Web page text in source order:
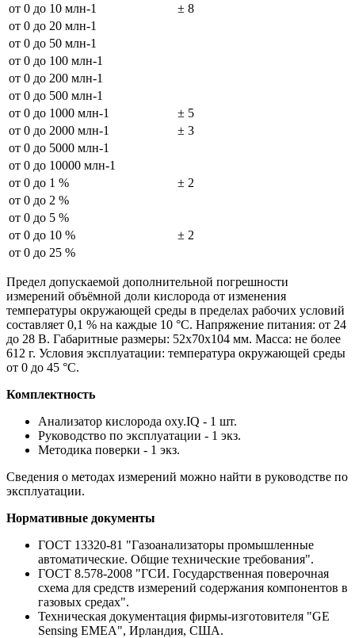
от 0 до 10 млн-1
± 8
от 0 до 20 млн-1
от 0 до 50 млн-1
от 0 до 100 млн-1
от 0 до 200 млн-1
от 0 до 500 млн-1
от 0 до 1000 млн-1
± 5
от 0 до 2000 млн-1
± 3
от 0 до 5000 млн-1
от 0 до 10000 млн-1
от 0 до 1 %
± 2
от 0 до 2 %
от 0 до 5 %
от 0 до 10 %
± 2
от 0 до 25 %
Предел допускаемой дополнительной погрешности
измерений объёмной доли кислорода от изменения
температуры окружающей среды в пределах рабочих условий
составляет 0,1 % на каждые 10 °С. Напряжение питания: от 24
до 28 В. Габаритные размеры: 52x70x104 мм. Масса: не более
612 г. Условия эксплуатации: температура окружающей среды
от 0 до 45 °С.
Комплектность
Анализатор кислорода oxy.IQ - 1 шт.
Руководство по эксплуатации - 1 экз.
Методика поверки - 1 экз.
Сведения о методах измерений можно найти в руководстве по
эксплуатации.
Нормативные документы
ГОСТ 13320-81 "Газоанализаторы промышленные
автоматические. Общие технические требования".
ГОСТ 8.578-2008 "ГСИ. Государственная поверочная
схема для средств измерений содержания компонентов в
газовых средах".
Техническая документация фирмы-изготовителя "GE
Sensing EMEA", Ирландия, США.